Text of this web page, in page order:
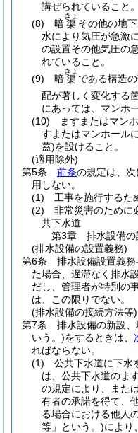
講ぜられていること。
(8)
暗渠
きょ
その他の地
水により気圧が急激
の設置その他気圧の
れていること。
(9)
暗渠
きょ
である構造
配が著しく変化する
にあっては、マンホ
(10)
ますまたはマン
すまたはマンホール
蓋)を設けること。
(適用除外)
第5条
前条の規定は、
用しない。
(1)
工事を施行するた
(2)
非常災害のために
共下水道
第3章
排水設備
(排水設備の設置義務)
第6条
排水設備設置義
た場合、遅滞なく排水
だし、管理者が特別の
は、この限りでない。
(排水設備の接続方法等)
第7条
排水設備の新設
いう。)をするときは、
ればならない。
(1)
公共下水道に下水
は、公共下水道のま
の規定により、また
有者の承諾を得て、
る場合における他人
等」という。)により